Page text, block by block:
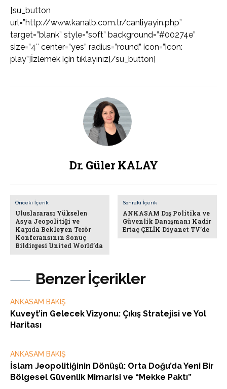
Benzer İçerikler
ANKASAM BAKIŞ
Kuveyt’in Gelecek Vizyonu: Çıkış Stratejisi ve Yol
Haritası
ANKASAM BAKIŞ
İslam Jeopolitiğinin Dönüşü: Orta Doğu’da Yeni Bir
Bölgesel Güvenlik Mimarisi ve “Mekke Paktı”
[su_button
url=”http://www.kanalb.com.tr/canliyayin.php”
target=”blank” style=”soft” background=”#00274e”
size=”4″ center=”yes” radius=”round” icon=”icon:
play”]İzlemek için tıklayınız[/su_button]
Dr. Güler KALAY
Önceki İçerik
Uluslararası Yükselen
Asya Jeopolitiği ve
Kapıda Bekleyen Terör
Konferansının Sonuç
Bildirgesi United World’da
Sonraki İçerik
ANKASAM Dış Politika ve
Güvenlik Danışmanı Kadir
Ertaç ÇELİK Diyanet TV’de